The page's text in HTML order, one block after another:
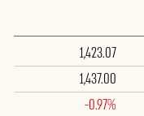
1,423.07
1,437.00
-0.97%